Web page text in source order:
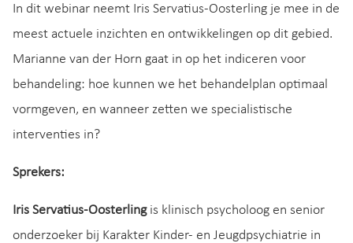
In dit webinar neemt Iris Servatius-Oosterling je mee in de
meest actuele inzichten en ontwikkelingen op dit gebied.
Marianne van der Horn gaat in op het indiceren voor
behandeling: hoe kunnen we het behandelplan optimaal
vormgeven, en wanneer zetten we specialistische
interventies in?
Sprekers:
Iris Servatius-Oosterlingis klinisch psycholoog en senior
onderzoeker bij Karakter Kinder- en Jeugdpsychiatrie in